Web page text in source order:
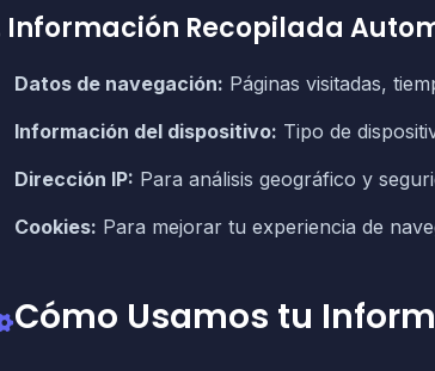
Información Recopilada
Datos de navegación: Páginas visitadas,
Información del dispositivo: Tipo de
Dirección IP: Para análisis geográfico y
Cookies: Para mejorar tu experiencia de
Cómo Usamos tu